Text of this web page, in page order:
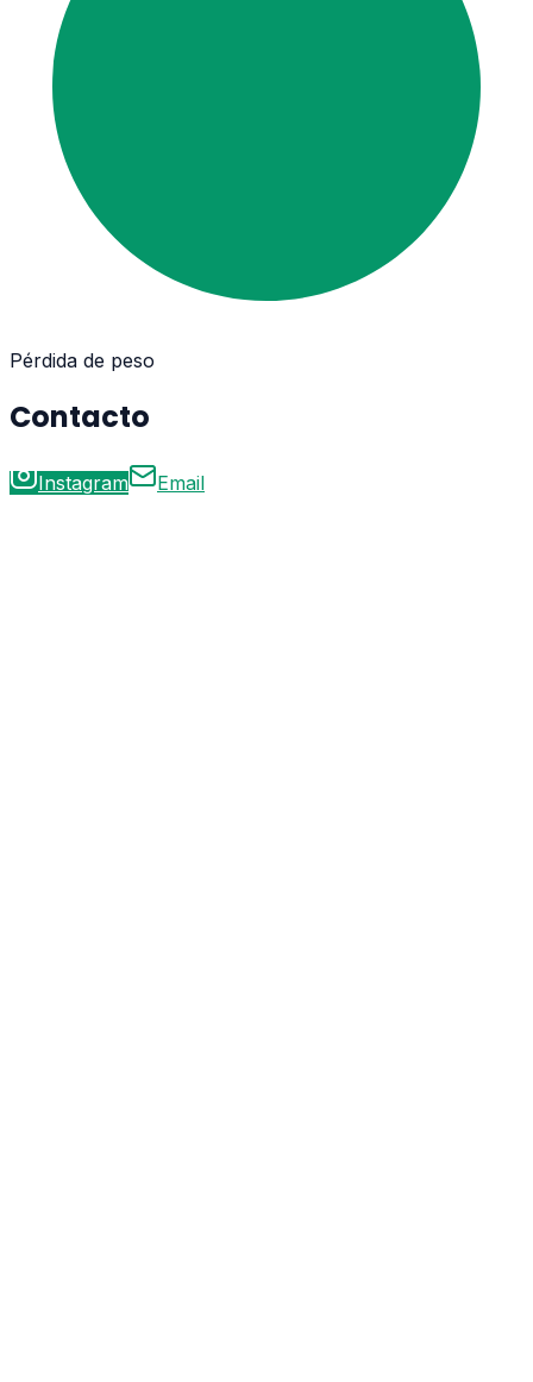
Pérdida de peso
Contacto
Instagram Email